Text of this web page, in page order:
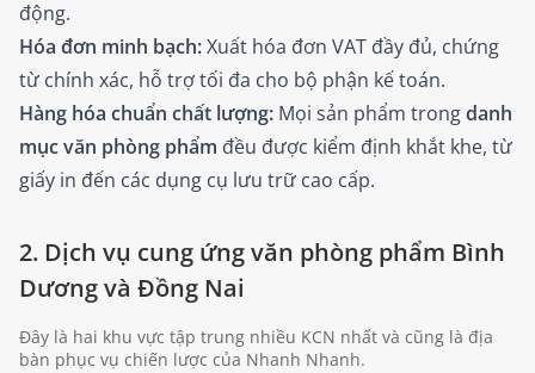
động.
Hóa đơn minh bạch:Xuất hóa đơn VAT đầy đủ, chứng
từ chính xác, hỗ trợ tối đa cho bộ phận kế toán.
Hàng hóa chuẩn chất lượng: Mọi sản phẩm trongdanh
mục văn phòng phẩm đều được kiểm định khắt khe, từ
giấy in đến các dụng cụ lưu trữ cao cấp.
2. Dịch vụ cung ứng văn phòng phẩm Bình
Dương và Đồng Nai
Đây là hai khu vực tập trung nhiều KCN nhất và cũng là địa
bàn phục vụ chiến lược của Nhanh Nhanh.